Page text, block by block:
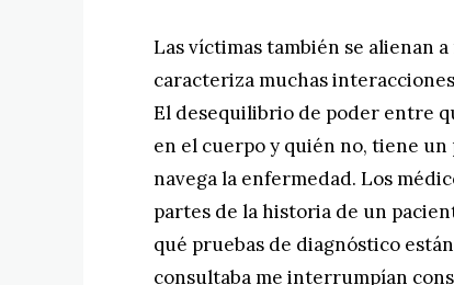
Las víctimas también se alienan
caracteriza muchas
El desequilibrio de poder entre
en el cuerpo y quién no, tiene
navega la enfermedad. Los
partes de la historia de un
qué pruebas de diagnóstico
consultaba me interrumpían